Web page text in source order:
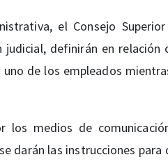
el Consejo
definirán en relación
de los empleados
los medios de
darán las instrucciones para